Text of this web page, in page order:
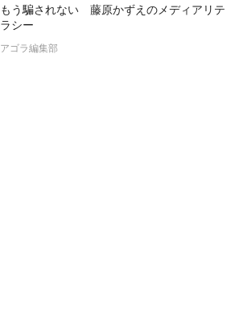
もう騙されない 藤原かずえのメディアリテ
ラシー
アゴラ編集部